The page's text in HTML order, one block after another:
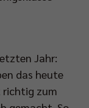
Jahr:
das heute
richtig zum